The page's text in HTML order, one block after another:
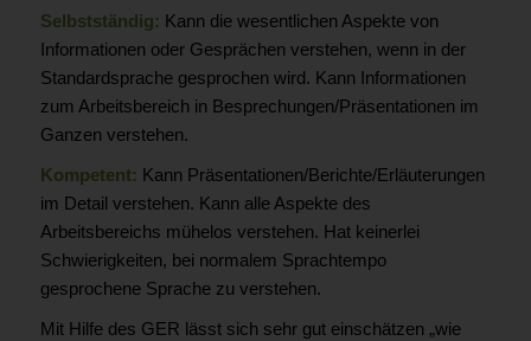
Selbstständig: Kann die wesentlichen Aspekte von
Informationen oder Gesprächen verstehen, wenn in der
Standardsprache gesprochen wird. Kann Informationen
zum Arbeitsbereich in Besprechungen/Präsentationen im
Ganzen verstehen.
Kompetent: Kann Präsentationen/Berichte/Erläuterungen
im Detail verstehen. Kann alle Aspekte des
Arbeitsbereichs mühelos verstehen. Hat keinerlei
Schwierigkeiten, bei normalem Sprachtempo
gesprochene Sprache zu verstehen.
Mit Hilfe des GER lässt sich sehr gut einschätzen „wie